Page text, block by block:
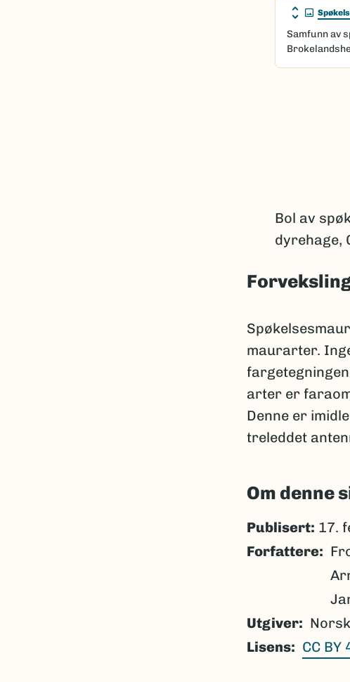
Samfunn av
Bol av
dyrehage,
maurarter.
arter er
Denne er
treleddet
Om denne
Publisert: 17.
Forfattere
Utgiver
Lisens
CC BY